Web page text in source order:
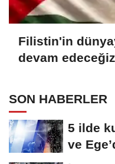
Filistin'in
devam edeceğiz
SON HABERLER
5 ilde
ve